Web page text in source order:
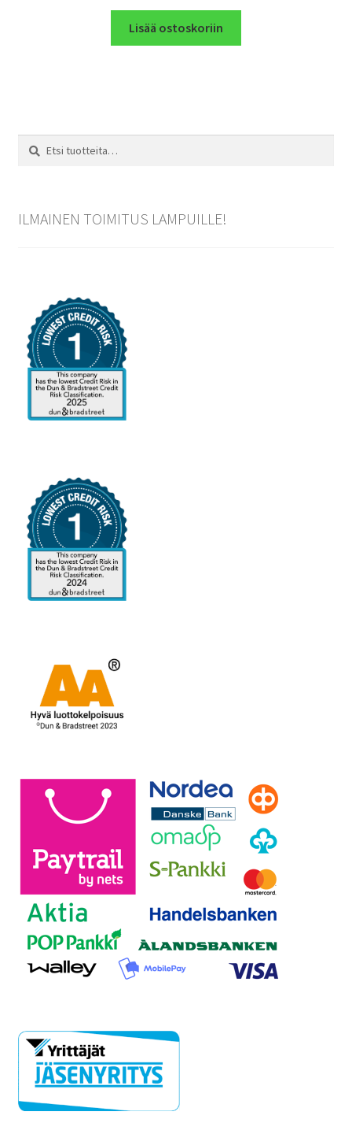
Lisää ostoskoriin
Etsi:
Haku
ILMAINEN TOIMITUS LAMPUILLE!